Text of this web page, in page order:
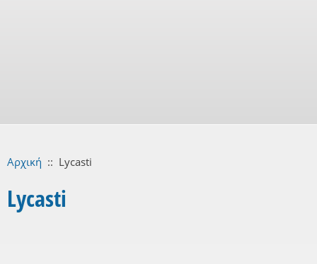
Αρχική :: Lycasti
Lycasti